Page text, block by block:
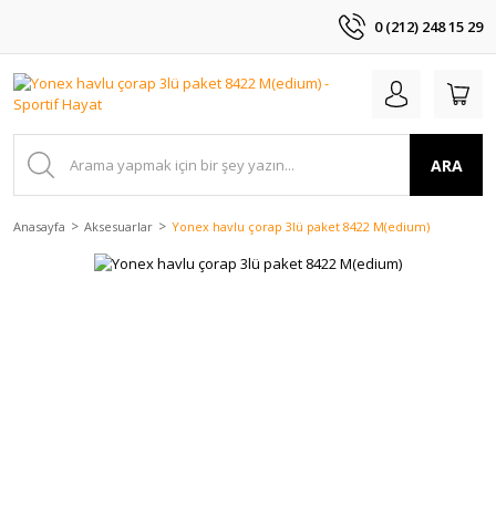
0 (212) 248 15 29
ARA
Anasayfa Aksesuarlar Yonex havlu çorap 3lü paket 8422 M(edium)